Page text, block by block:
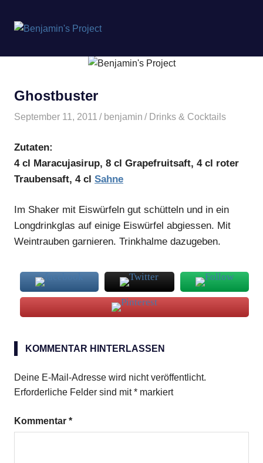
springen
Project
Ghostbuster
September 11, 2011 benjamin Drinks & Cocktails
Zutaten:
4 cl Maracujasirup, 8 cl Grapefruitsaft, 4 cl roter
Traubensaft, 4 cl Sahne
Im Shaker mit Eiswürfeln gut schütteln und in ein
Longdrinkglas auf einige Eiswürfel abgiessen. Mit
Weintrauben garnieren. Trinkhalme dazugeben.
KOMMENTAR HINTERLASSEN
Deine E-Mail-Adresse wird nicht veröffentlicht.
Erforderliche Felder sind mit* markiert
Kommentar *